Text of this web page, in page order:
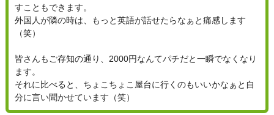
すこともできます。
外国人が隣の時は、もっと英語が話せたらなぁと痛感します
（笑）
皆さんもご存知の通り、2000円なんてパチだと一瞬でなくなり
ます。
それに比べると、ちょこちょこ屋台に行くのもいいかなぁと自
分に言い聞かせています（笑）